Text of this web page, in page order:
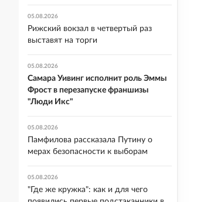
05.08.2026
Рижский вокзал в четвертый раз
выставят на торги
05.08.2026
Самара Уивинг исполнит роль Эммы
Фрост в перезапуске франшизы
"Люди Икс"
05.08.2026
Памфилова рассказала Путину о
мерах безопасности к выборам
05.08.2026
"Где же кружка": как и для чего